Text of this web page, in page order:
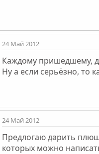
24 Май 2012
Каждому пришедшему,
Ну а если серьёзно, то
24 Май 2012
Предлогаю дарить
которых можно